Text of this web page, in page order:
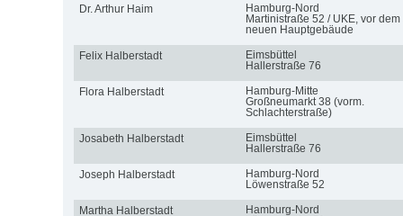
Dr. Arthur Haim
Hamburg-Nord
Martinistraße 52 / UKE, vor dem
neuen Hauptgebäude
Felix Halberstadt
Eimsbüttel
Hallerstraße 76
Flora Halberstadt
Hamburg-Mitte
Großneumarkt 38 (vorm.
Schlachterstraße)
Josabeth Halberstadt
Eimsbüttel
Hallerstraße 76
Joseph Halberstadt
Hamburg-Nord
Löwenstraße 52
Martha Halberstadt
Hamburg-Nord